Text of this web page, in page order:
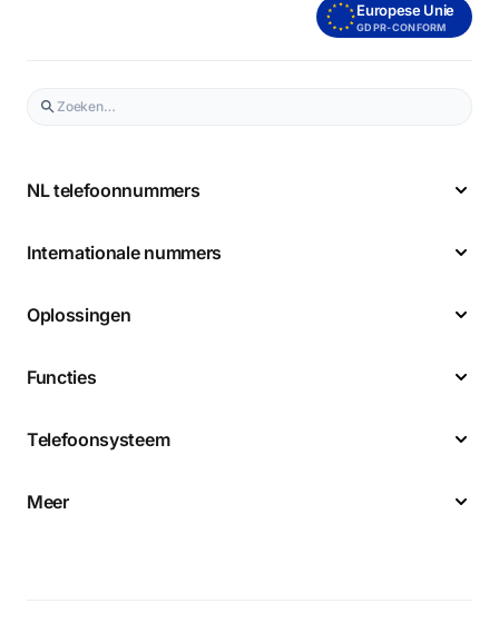
Europese Unie
GDPR-CONFORM
NL telefoonnummers
Internationale nummers
Oplossingen
Functies
Telefoonsysteem
Meer